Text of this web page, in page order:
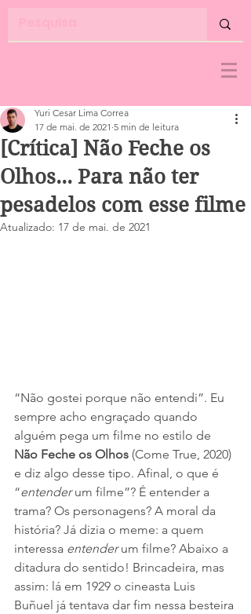
[Crítica] Não Feche os
Olhos... Para não ter
pesadelos com esse filme
Yuri Cesar Lima Correa
17 de mai. de 2021 5 min de leitura
Atualizado: 17 de mai. de 2021
“Não gostei porque não entendi”. Eu
sempre acho engraçado quando
alguém pega um filme no estilo de
Não Feche os Olhos (Come True, 2020)
e diz algo desse tipo. Afinal, o que é
“entender um filme”? É entender a
trama? Os personagens? A moral da
história? Já dizia o meme: a quem
interessa entender um filme? Abaixo a
ditadura do sentido! Brincadeira, mas
assim: lá em 1929 o cineasta Luis
Buñuel já tentava dar fim nessa besteira